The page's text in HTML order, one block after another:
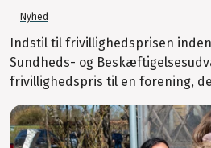
Nyhed
Indstil til frivillighedsprisen inden
Sundheds- og
frivillighedspris til en forening,